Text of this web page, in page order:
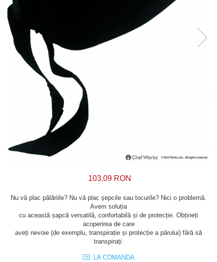
103,09 RON
Nu vă plac pălăriile? Nu vă plac șepcile sau tocurile? Nici o problemă.
Avem soluția
cu această șapcă versatilă, confortabilă și de protecție. Obțineți
acoperirea de care
aveți nevoie (de exemplu, transpirație și protecție a părului) fără să
transpirați.
LA COMANDA